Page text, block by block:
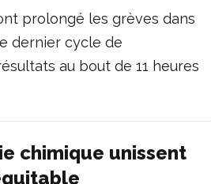
prolongé les grèves dans
dernier cycle de
au bout de 11 heures
chimique unissent